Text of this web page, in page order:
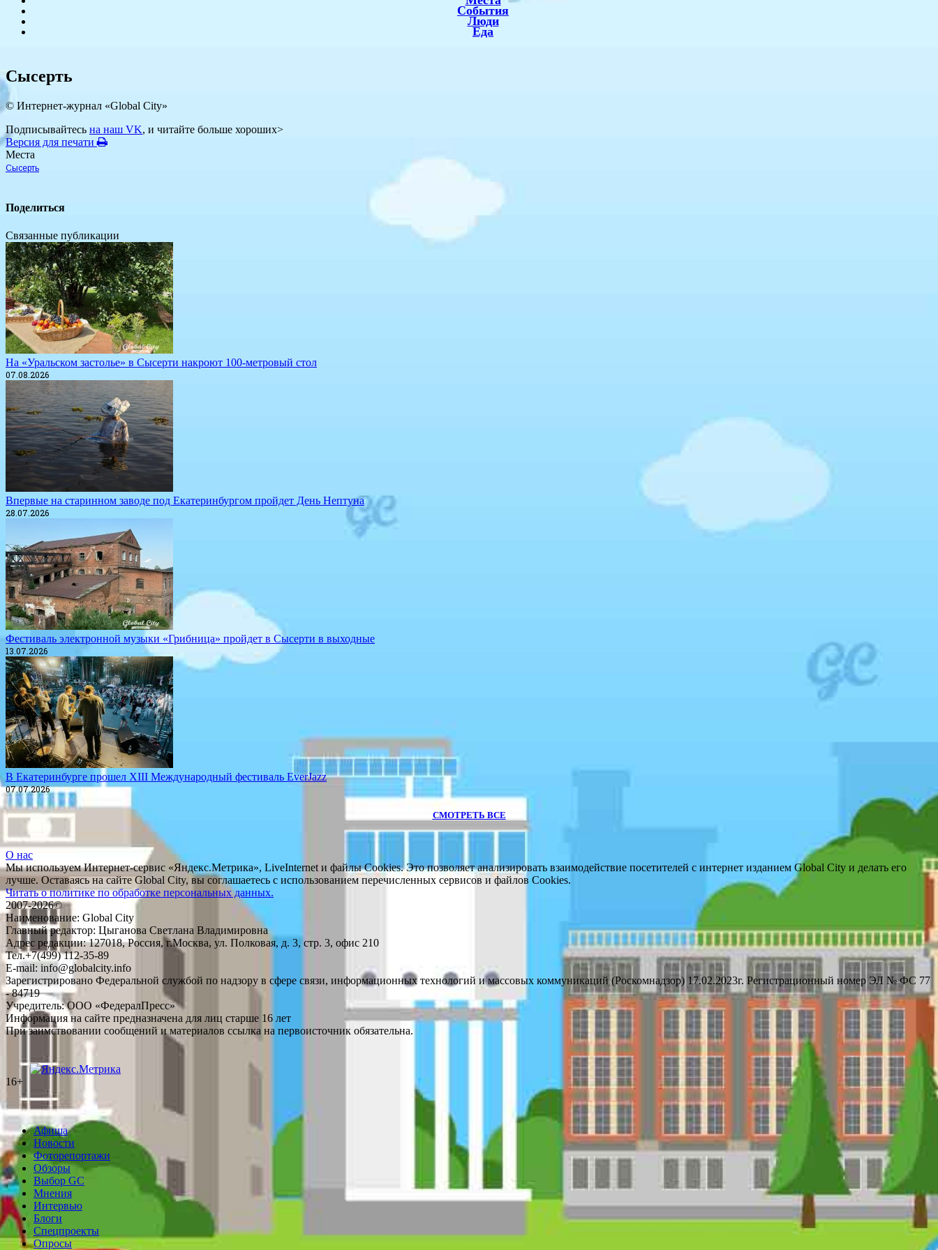
События
Люди
Еда
Сысерть
© Интернет-журнал «Global City»
Подписывайтесь на наш VK, и читайте больше хороших>
Версия для печати
Места
Сысерть
Поделиться
Связанные публикации
​На «Уральском застолье» в Сысерти накроют 100-метровый стол
07.08.2026
​Впервые на старинном заводе под Екатеринбургом пройдет День Нептуна
28.07.2026
​Фестиваль электронной музыки «Грибница» пройдет в Сысерти в выходные
13.07.2026
​В Екатеринбурге прошел XIII Международный фестиваль EverJazz
07.07.2026
СМОТРЕТЬ ВСЕ
О нас
Мы используем Интернет-сервис «Яндекс.Метрика», LiveInternet и файлы Cookies. Это позволяет анализировать взаимодействие посетителей с интернет изданием Global City и делать его
лучше. Оставаясь на сайте Global City, вы соглашаетесь с использованием перечисленных сервисов и файлов Cookies.
Читать о политике по обработке персональных данных.
2007-2026©
Наименование: Global City
Главный редактор: Цыганова Светлана Владимировна
Адрес редакции: 127018, Россия, г.Москва, ул. Полковая, д. 3, стр. 3, офис 210
Тел.+7(499) 112-35-89
E-mail: info@globalcity.info
Зарегистрировано Федеральной службой по надзору в сфере связи, информационных технологий и массовых коммуникаций (Роскомнадзор) 17.02.2023г. Регистрационный номер ЭЛ № ФС 77
- 84719
Учредитель: ООО «ФедералПресс»
Информация на сайте предназначена для лиц старше 16 лет
При заимствовании сообщений и материалов ссылка на первоисточник обязательна.
16+
Афиша
Новости
Фоторепортажи
Обзоры
Выбор GC
Мнения
Интервью
Блоги
Спецпроекты
Опросы